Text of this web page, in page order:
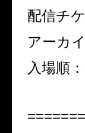
配信チ
アーカ
入場順